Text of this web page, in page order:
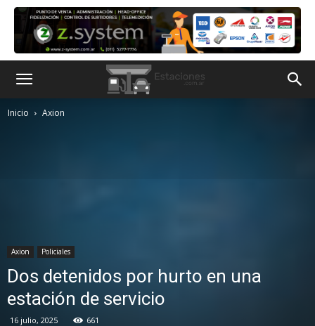
Inicio Axion
Axion Policiales
Dos detenidos por hurto en una
estación de servicio
16 julio, 2025 661